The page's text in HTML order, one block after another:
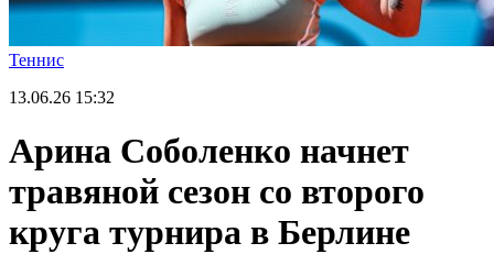
Теннис
13.06.26 15:32
Арина Соболенко начнет
травяной сезон со второго
круга турнира в Берлине